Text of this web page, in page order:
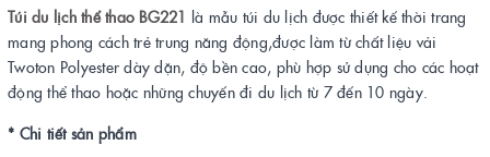
Túi du lịch thể thao BG221 là mẫu túi du lịch được thiết kế thời trang
mang phong cách trẻ trung năng động,được làm từ chất liệu vải
Twoton Polyester dày dặn, độ bền cao, phù hợp sử dụng cho các hoạt
động thể thao hoặc những chuyến đi du lịch từ 7 đến 10 ngày.
* Chi tiết sản phẩm